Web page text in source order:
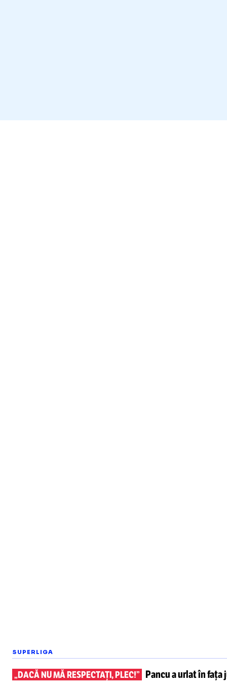
SUPERLIGA
„DACĂ NU MĂ RESPECTAȚI, PLEC!” Pancu a urlat în